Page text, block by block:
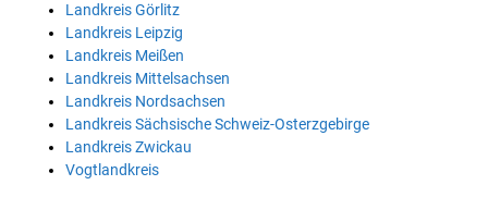
Landkreis Görlitz
Landkreis Leipzig
Landkreis Meißen
Landkreis Mittelsachsen
Landkreis Nordsachsen
Landkreis Sächsische Schweiz-Osterzgebirge
Landkreis Zwickau
Vogtlandkreis